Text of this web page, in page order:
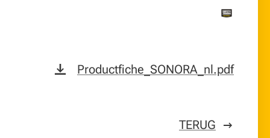
Productfiche_SONORA_nl.pdf
TERUG